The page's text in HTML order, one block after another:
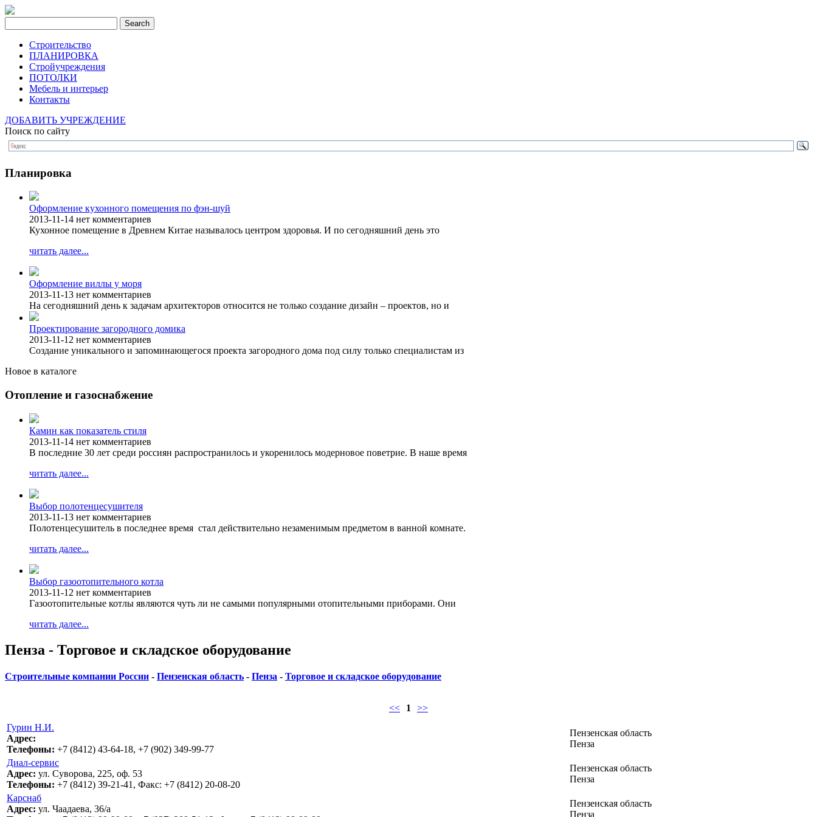
Строительство
ПЛАНИРОВКА
Стройучреждения
ПОТОЛКИ
Мебель и интерьер
Контакты
ДОБАВИТЬ УЧРЕЖДЕНИЕ
Поиск по сайту
Планировка
Оформление кухонного помещения по фэн-шуй
2013-11-14 нет комментариев
Кухонное помещение в Древнем Китае называлось центром здоровья. И по сегодняшний день это
читать далее...
Оформление виллы у моря
2013-11-13 нет комментариев
На сегодняшний день к задачам архитекторов относится не только создание дизайн – проектов, но и
Проектирование загородного домика
2013-11-12 нет комментариев
Создание уникального и запоминающегося проекта загородного дома под силу только специалистам из
Новое в каталоге
Отопление и газоснабжение
Камин как показатель стиля
2013-11-14 нет комментариев
В последние 30 лет среди россиян распространилось и укоренилось модерновое поветрие. В наше время
читать далее...
Выбор полотенцесушителя
2013-11-13 нет комментариев
Полотенцесушитель в последнее время стал действительно незаменимым предметом в ванной комнате.
читать далее...
Выбор газоотопительного котла
2013-11-12 нет комментариев
Газоотопительные котлы являются чуть ли не самыми популярными отопительными приборами. Они
читать далее...
Пенза - Торговое и складское оборудование
Строительные компании России - Пензенская область - Пенза - Торговое и складское оборудование
<< 1
>>
Гурин Н.И.
Адрес:
Телефоны: +7 (8412) 43-64-18, +7 (902) 349-99-77
Пензенская область
Пенза
Диал-сервис
Адрес: ул. Суворова, 225, оф. 53
Телефоны: +7 (8412) 39-21-41, Факс: +7 (8412) 20-08-20
Пензенская область
Пенза
Карснаб
Адрес: ул. Чаадаева, 36/а
Пензенская область
Пенза